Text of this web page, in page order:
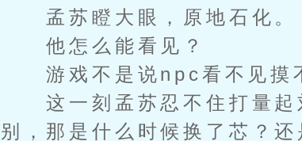
孟苏瞪大眼，原地石化。
他怎么能看见？
游戏不是说npc看不见摸
这一刻孟苏忍不住打量起
别，那是什么时候换了芯？还